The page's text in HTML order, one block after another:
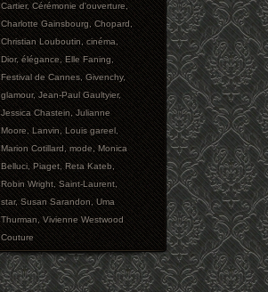
Cartier,Cérémonie d'ouverture,
Charlotte Gainsbourg,Chopard,
Christian Louboutin,cinéma,
Dior,élégance,Elle Faning,
Festival de Cannes,Givenchy,
glamour,Jean-Paul Gaultyier,
Jessica Chastein,Julianne
Moore,Lanvin,Louis gareel,
Marion Cotillard,mode,Monica
Belluci,Piaget,Reta Kateb,
Robin Wright,Saint-Laurent,
star,Susan Sarandon,Uma
Thurman,Vivienne Westwood
Couture